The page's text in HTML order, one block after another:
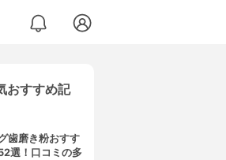
おすすめ記
歯磨き粉おすす
選！口コミの多